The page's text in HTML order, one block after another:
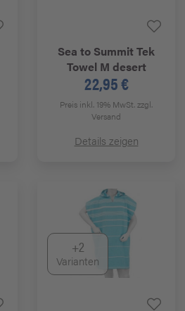
Sea to SummitTek
Towel M desert
22,95 €
Preis inkl. 19% MwSt.zzgl.
Versand
Details zeigen
+2
Varianten